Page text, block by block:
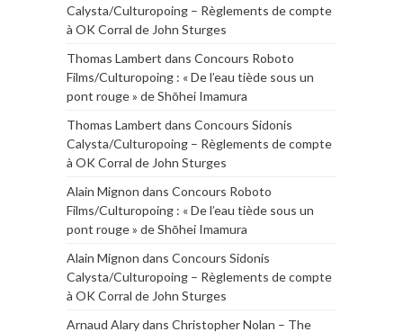
Calysta/Culturopoing – Règlements de compte
à OK Corral de John Sturges
Thomas Lambert dans Concours Roboto
Films/Culturopoing : « De l’eau tiède sous un
pont rouge » de Shōhei Imamura
Thomas Lambert dans Concours Sidonis
Calysta/Culturopoing – Règlements de compte
à OK Corral de John Sturges
Alain Mignon dans Concours Roboto
Films/Culturopoing : « De l’eau tiède sous un
pont rouge » de Shōhei Imamura
Alain Mignon dans Concours Sidonis
Calysta/Culturopoing – Règlements de compte
à OK Corral de John Sturges
Arnaud Alarydans Christopher Nolan – The